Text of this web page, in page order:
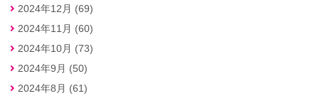
2024年12月 (69)
2024年11月 (60)
2024年10月 (73)
2024年9月 (50)
2024年8月 (61)